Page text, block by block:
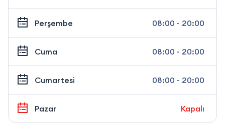
Perşembe 08:00 - 20:00
Cuma 08:00 - 20:00
Cumartesi 08:00 - 20:00
Pazar Kapalı